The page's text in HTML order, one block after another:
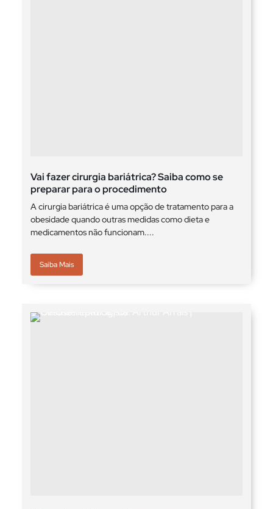
Vai fazer cirurgia bariátrica? Saiba como se
preparar para o procedimento
A cirurgia bariátrica é uma opção de tratamento para a
obesidade quando outras medidas como dieta e
medicamentos não funcionam....
Saiba Mais